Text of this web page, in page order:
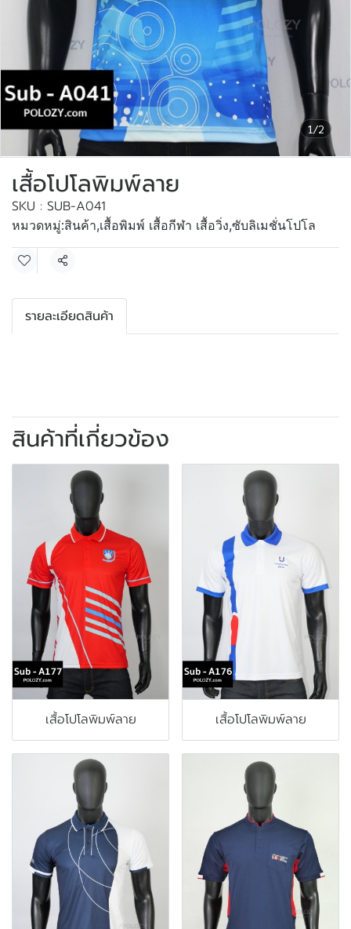
1/2
เสื้อโปโลพิมพ์ลาย
SKU : SUB-A041
หมวดหมู่:สินค้า,เสื้อพิมพ์ เสื้อกีฬา เสื้อวิ่ง,ซับลิเมชั่นโปโล
แชร์
รายละเอียดสินค้า
สินค้าที่เกี่ยวข้อง
เสื้อโปโลพิมพ์ลาย เสื้อโปโลพิมพ์ลาย